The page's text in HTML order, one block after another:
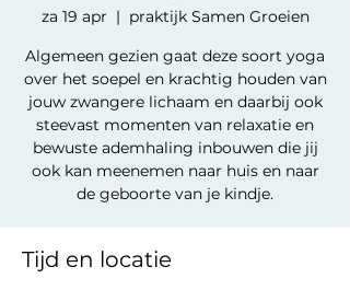
za 19 apr
  |
praktijk Samen Groeien
Algemeen gezien gaat deze soort yoga
over het soepel en krachtig houden van
jouw zwangere lichaam en daarbij ook
steevast momenten van relaxatie en
bewuste ademhaling inbouwen die jij
ook kan meenemen naar huis en naar
de geboorte van je kindje.
Tijd en locatie